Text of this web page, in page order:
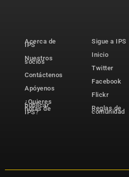
Acerca de
IPS
Nuestros
socios
Contáctenos
Apóyenos
¿Quieres
publicar
notas de
IPS?
Sigue a IPS
Inicio
Twitter
Facebook
Flickr
Reglas de
comunidad